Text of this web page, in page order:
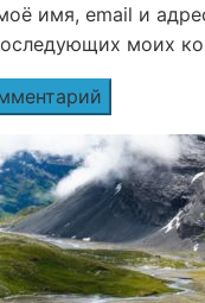
имя, email и
моих